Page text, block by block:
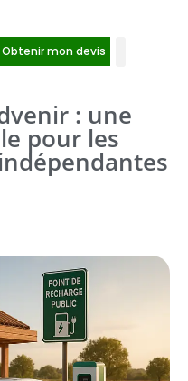
Obtenir mon devis
: une
pour les